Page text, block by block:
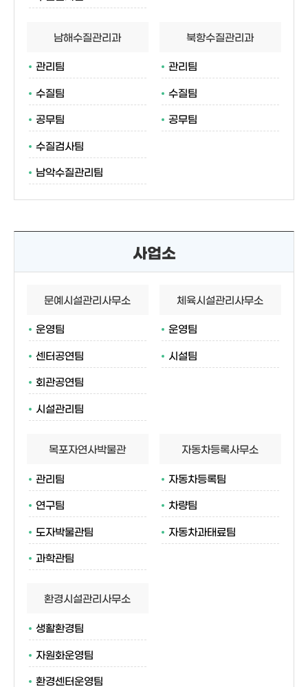
남해수질관리과
관리팀
수질팀
공무팀
수질검사팀
남악수질관리팀
북항수질관리과
관리팀
수질팀
공무팀
사업소
문예시설관리사무소
운영팀
센터공연팀
회관공연팀
시설관리팀
체육시설관리사무소
운영팀
시설팀
목포자연사박물관
관리팀
연구팀
도자박물관팀
과학관팀
자동차등록사무소
자동차등록팀
차량팀
자동차과태료팀
환경시설관리사무소
생활환경팀
자원화운영팀
환경센터운영팀